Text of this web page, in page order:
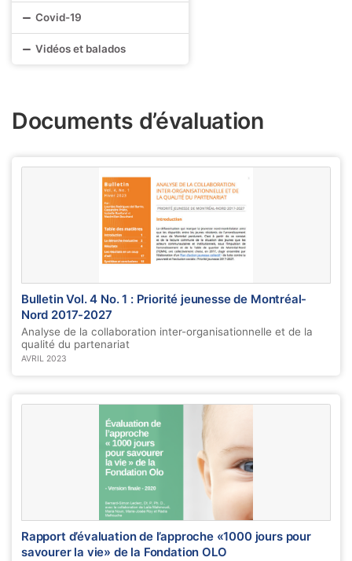
Covid-19
Vidéos et balados
Documents d’évaluation
Bulletin Vol. 4 No. 1 : Priorité jeunesse de Montréal-
Nord 2017-2027
Analyse de la collaboration inter-organisationnelle et de la
qualité du partenariat
AVRIL 2023
Rapport d’évaluation de l’approche «1000 jours pour
savourer la vie» de la Fondation OLO